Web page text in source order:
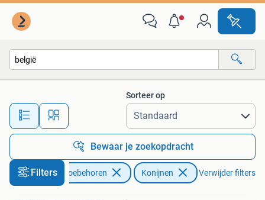
Alle afstanden…
Sorteer op
Bewaar je zoekopdracht
Filters
Dieren en Toebehoren Konijnen Verwijder filters